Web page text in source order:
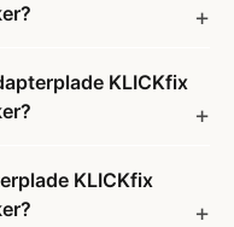
KLICKfix
KLICKfix